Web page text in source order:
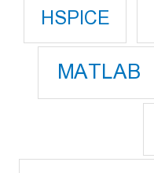
HSPICE
MATLAB